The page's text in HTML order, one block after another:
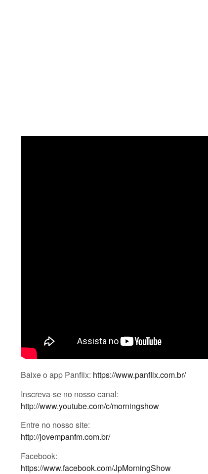
Baixe o app Panflix: https://www.panflix.com.br/
Inscreva-se no nosso canal:
http://www.youtube.com/c/morningshow
Entre no nosso site:
http://jovempanfm.com.br/
Facebook:
https://www.facebook.com/JpMorningShow